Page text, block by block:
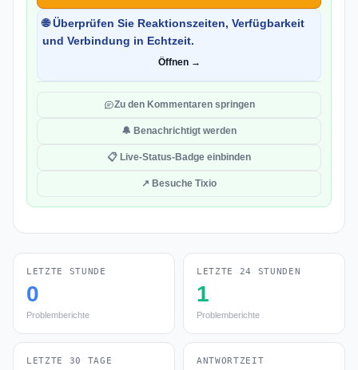
🌐 Überprüfen Sie Reaktionszeiten, Verfügbarkeit
und Verbindung in Echtzeit.
Öffnen →
Zu den Kommentaren springen
🔔 Benachrichtigt werden
📋 Live-Status-Badge einbinden
↗ Besuche Tixio
LETZTE STUNDE
0
Problemberichte
LETZTE 24 STUNDEN
1
Problemberichte
LETZTE 30 TAGE ANTWORTZEIT